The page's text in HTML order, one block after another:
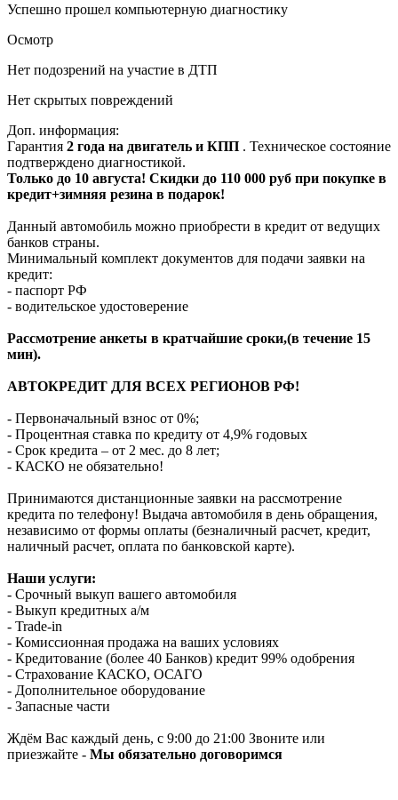
Успешно прошел компьютерную диагностику
Осмотр
Нет подозрений на участие в ДТП
Нет скрытых повреждений
Доп. информация:
Гарантия 2 года на двигатель и КПП . Техническое состояние
подтверждено диагностикой.
Только до 10 августа! Скидки до 110 000 руб при покупке в
кредит+зимняя резина в подарок!
Данный автомобиль можно приобрести в кредит от ведущих
банков страны.
Минимальный комплект документов для подачи заявки на
кредит:
- паспорт РФ
- водительское удостоверение
Рассмотрение анкеты в кратчайшие сроки,(в течение 15
мин).
АВТОКРЕДИТ ДЛЯ ВСЕХ РЕГИОНОВ РФ!
- Первоначальный взнос от 0%;
- Процентная ставка по кредиту от 4,9% годовых
- Срок кредита – от 2 мес. до 8 лет;
- КАСКО не обязательно!
Принимаются дистанционные заявки на рассмотрение
кредита по телефону! Выдача автомобиля в день обращения,
независимо от формы оплаты (безналичный расчет, кредит,
наличный расчет, оплата по банковской карте).
Наши услуги:
- Срочный выкуп вашего автомобиля
- Выкуп кредитных а/м
- Trade-in
- Комиссионная продажа на ваших условиях
- Кредитование (более 40 Банков) кредит 99% одобрения
- Страхование КАСКО, ОСАГО
- Дополнительное оборудование
- Запасные части
Ждём Вас каждый день, с 9:00 до 21:00 Звоните или
приезжайте - Мы обязательно договоримся